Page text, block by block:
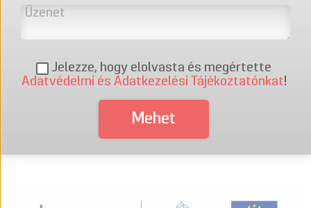
Jelezze, hogy elolvasta és megértette
Adatvédelmi és Adatkezelési Tájékoztatónkat!